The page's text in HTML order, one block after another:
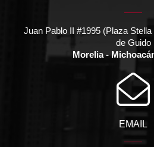
Juan Pablo II #1995 (Plaza
de Guido
Morelia -
EMAIL